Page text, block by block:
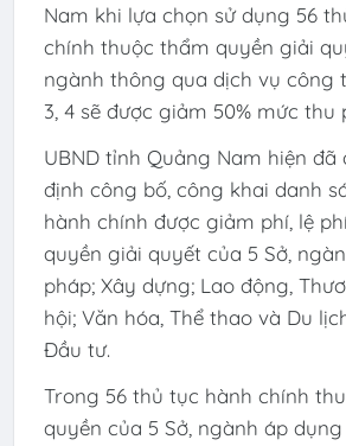
Nam khi lựa chọn sử dụng 56
chính thuộc thẩm quyền giải
ngành thông qua dịch vụ công
3, 4 sẽ được giảm 50% mức thu
UBND tỉnh Quảng Nam hiện đã
định công bố, công khai danh
hành chính được giảm phí, lệ
quyền giải quyết của 5 Sở,
pháp; Xây dựng; Lao động,
hội; Văn hóa, Thể thao và Du
Đầu tư.
Trong 56 thủ tục hành chính
quyền của 5 Sở, ngành áp